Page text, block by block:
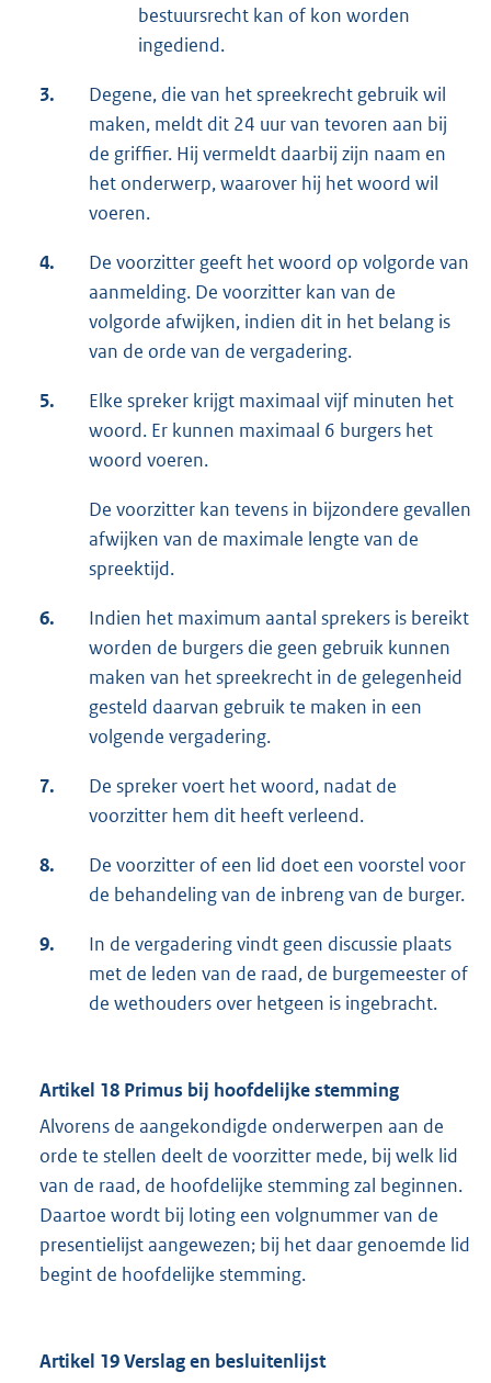
bestuursrecht kan of kon worden
ingediend.
3.
Degene, die van het spreekrecht gebruik wil
maken, meldt dit 24 uur van tevoren aan bij
de griffier. Hij vermeldt daarbij zijn naam en
het onderwerp, waarover hij het woord wil
voeren.
4.
De voorzitter geeft het woord op volgorde van
aanmelding. De voorzitter kan van de
volgorde afwijken, indien dit in het belang is
van de orde van de vergadering.
5.
Elke spreker krijgt maximaal vijf minuten het
woord. Er kunnen maximaal 6 burgers het
woord voeren.
De voorzitter kan tevens in bijzondere gevallen
afwijken van de maximale lengte van de
spreektijd.
6.
Indien het maximum aantal sprekers is bereikt
worden de burgers die geen gebruik kunnen
maken van het spreekrecht in de gelegenheid
gesteld daarvan gebruik te maken in een
volgende vergadering.
7.
De spreker voert het woord, nadat de
voorzitter hem dit heeft verleend.
8.
De voorzitter of een lid doet een voorstel voor
de behandeling van de inbreng van de burger.
9.
In de vergadering vindt geen discussie plaats
met de leden van de raad, de burgemeester of
de wethouders over hetgeen is ingebracht.
Artikel 18 Primus bij hoofdelijke stemming
Alvorens de aangekondigde onderwerpen aan de
orde te stellen deelt de voorzitter mede, bij welk lid
van de raad, de hoofdelijke stemming zal beginnen.
Daartoe wordt bij loting een volgnummer van de
presentielijst aangewezen; bij het daar genoemde lid
begint de hoofdelijke stemming.
Artikel 19 Verslag en besluitenlijst